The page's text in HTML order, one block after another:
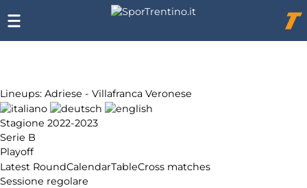
Lineups: Adriese - Villafranca Veronese
Stagione 2022-2023
Serie B
Playoff
Latest RoundCalendarTableCross matches
Sessione regolare
Chi
siamo
Affiliazione